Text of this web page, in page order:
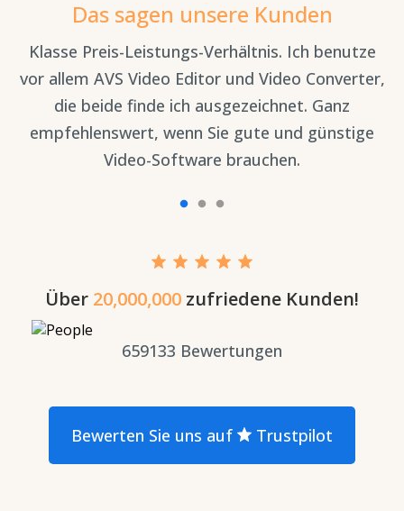
Das sagen unsere Kunden
Klasse Preis-Leistungs-Verhältnis. Ich benutze
vor allem AVS Video Editor und Video Converter,
die beide finde ich ausgezeichnet. Ganz
empfehlenswert, wenn Sie gute und günstige
Video-Software brauchen.
Über 20,000,000 zufriedene Kunden!
659133 Bewertungen
Bewerten Sie uns auf Trustpilot